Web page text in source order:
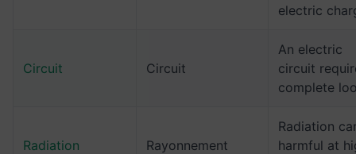
electric
Circuit Circuit
An electric
circuit
complete
Radiation Rayonnement
Radiation
harmful at